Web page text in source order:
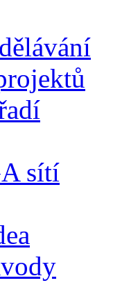
sítí